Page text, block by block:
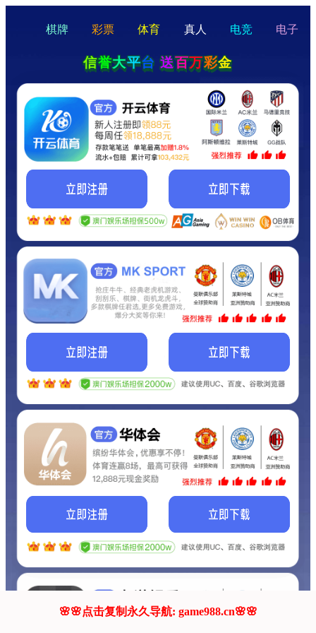
hello
Hey Guys!
我们即将上线啦...
我们的网站正在建设.
它将是非常棒的网站.
联系我们!